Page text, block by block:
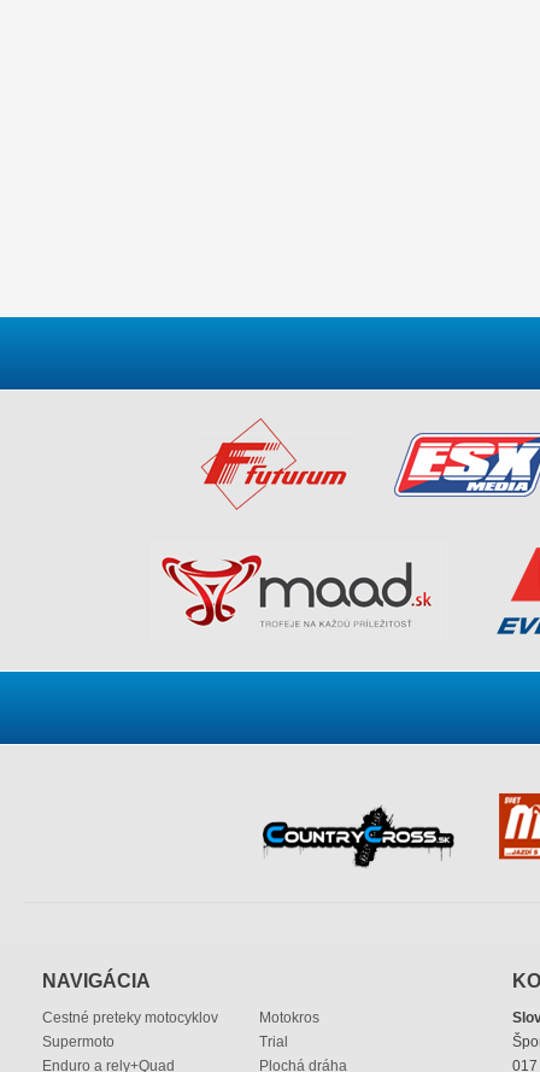
NAVIGÁCIA
Cestné preteky motocyklov
Motokros
Supermoto
Trial
Enduro a rely+Quad
Plochá dráha
017